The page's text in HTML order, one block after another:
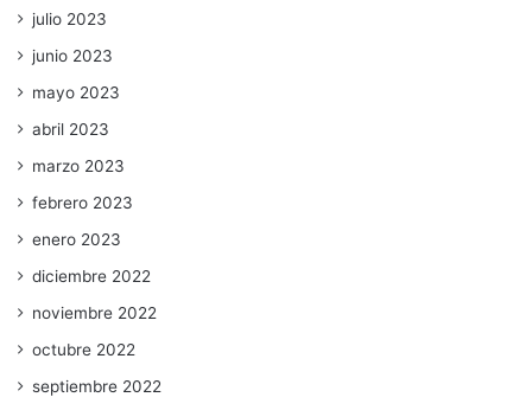
julio 2023
junio 2023
mayo 2023
abril 2023
marzo 2023
febrero 2023
enero 2023
diciembre 2022
noviembre 2022
octubre 2022
septiembre 2022